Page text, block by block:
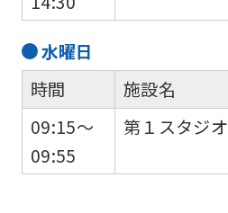
水曜日
時間
09:15～
09:55
施設名
第１スタジオ